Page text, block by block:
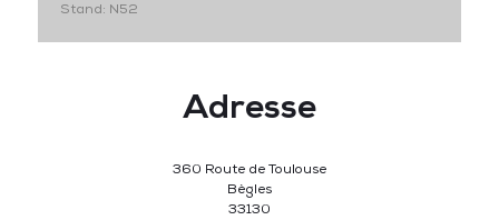
Stand: N52
Adresse
360 Route de Toulouse
Bègles
33130